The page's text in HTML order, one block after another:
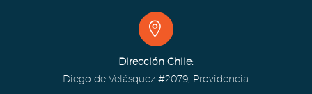


Dirección Chile:
Diego de Velásquez #2079, Providencia